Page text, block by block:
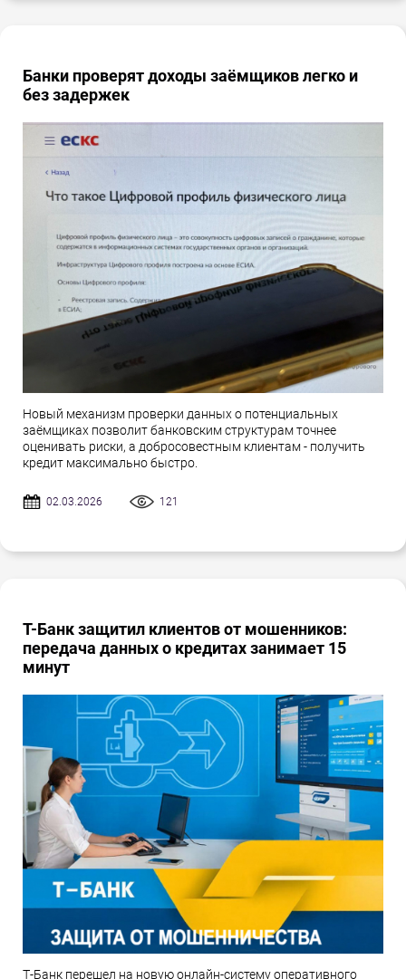
Банки проверят доходы заёмщиков легко и
без задержек
Новый механизм проверки данных о потенциальных
заёмщиках позволит банковским структурам точнее
оценивать риски, а добросовестным клиентам - получить
кредит максимально быстро.
02.03.2026 121
Т-Банк защитил клиентов от мошенников:
передача данных о кредитах занимает 15
минут
Т-Банк перешел на новую онлайн-систему оперативного